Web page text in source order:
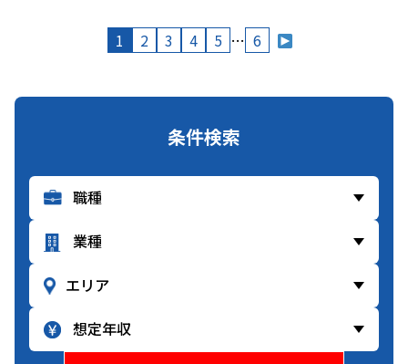
条件検索
年間３～４件程度の現場管理をお任せします。※２
～３件の現場（小規模）掛け持ちの場合あり
1 2 3 4 5 … 6